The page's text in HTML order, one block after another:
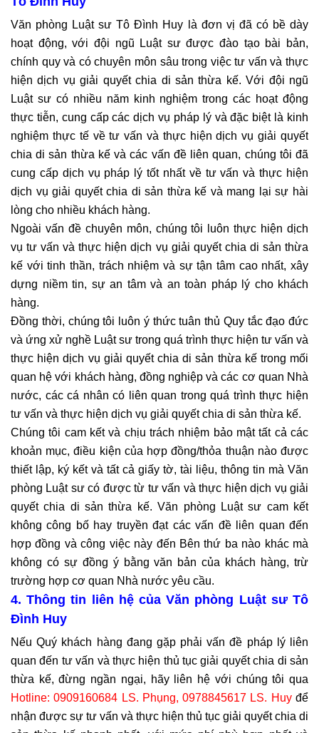
Văn phòng Luật sư Tô Đình Huy là đơn vị đã có bề dày
hoạt động, với đội ngũ Luật sư được đào tạo bài bản,
chính quy và có chuyên môn sâu trong việc tư vấn và thực
hiện dịch vụ giải quyết chia di sản thừa kế. Với đội ngũ
Luật sư có nhiều năm kinh nghiệm trong các hoạt động
thực tiễn, cung cấp các dịch vụ pháp lý và đặc biệt là kinh
nghiệm thực tế về tư vấn và thực hiện dịch vụ giải quyết
chia di sản thừa kế và các vấn đề liên quan, chúng tôi đã
cung cấp dịch vụ pháp lý tốt nhất về tư vấn và thực hiện
dịch vụ giải quyết chia di sản thừa kế và mang lại sự hài
lòng cho nhiều khách hàng.
Ngoài vấn đề chuyên môn, chúng tôi luôn thực hiện dịch
vụ tư vấn và thực hiện dịch vụ giải quyết chia di sản thừa
kế với tinh thần, trách nhiệm và sự tận tâm cao nhất, xây
dựng niềm tin, sự an tâm và an toàn pháp lý cho khách
hàng.
Đồng thời, chúng tôi luôn ý thức tuân thủ Quy tắc đạo đức
và ứng xử nghề Luật sư trong quá trình thực hiện tư vấn và
thực hiện dịch vụ giải quyết chia di sản thừa kế trong mối
quan hệ với khách hàng, đồng nghiệp và các cơ quan Nhà
nước, các cá nhân có liên quan trong quá trình thực hiện
tư vấn và thực hiện dịch vụ giải quyết chia di sản thừa kế.
Chúng tôi cam kết và chịu trách nhiệm bảo mật tất cả các
khoản mục, điều kiện của hợp đồng/thỏa thuận nào được
thiết lập, ký kết và tất cả giấy tờ, tài liệu, thông tin mà Văn
phòng Luật sư có được từ tư vấn và thực hiện dịch vụ giải
quyết chia di sản thừa kế. Văn phòng Luật sư cam kết
không công bố hay truyền đạt các vấn đề liên quan đến
hợp đồng và công việc này đến Bên thứ ba nào khác mà
không có sự đồng ý bằng văn bản của khách hàng, trừ
trường hợp cơ quan Nhà nước yêu cầu.
4. Thông tin liên hệ của Văn phòng Luật sư Tô
Đình Huy
Nếu Quý khách hàng đang gặp phải vấn đề pháp lý liên
quan đến tư vấn và thực hiện thủ tục giải quyết chia di sản
thừa kế, đừng ngần ngại, hãy liên hệ với chúng tôi qua
Hotline: 0909160684 LS. Phụng, 0978845617 LS. Huyđể
nhận được sự tư vấn và thực hiện thủ tục giải quyết chia di